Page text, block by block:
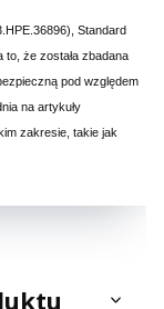
Standard
że została zbadana
pod względem
na artykuły
zakresie, takie jak